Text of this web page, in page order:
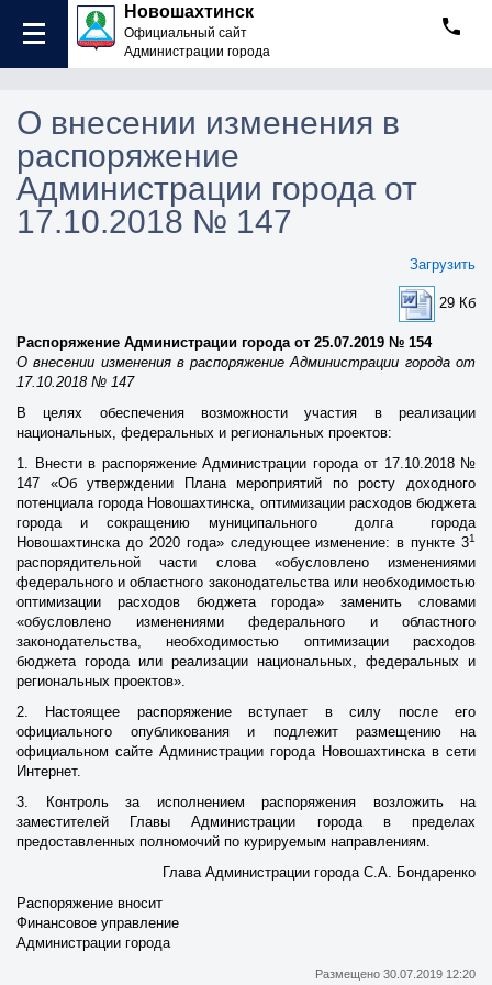
Новошахтинск
Официальный сайт
Администрации города
О внесении изменения в
распоряжение
Администрации города от
17.10.2018 № 147
Загрузить
29 Кб
Распоряжение Администрации города от 25.07.2019 № 154
О внесении изменения в распоряжение Администрации города от
17.10.2018 № 147
В целях обеспечения возможности участия в реализации
национальных, федеральных и региональных проектов:
1. Внести в распоряжение Администрации города от 17.10.2018 №
147 «Об утверждении Плана мероприятий по росту доходного
потенциала города Новошахтинска, оптимизации расходов бюджета
города и сокращению муниципального долга города
Новошахтинска до 2020 года» следующее изменение: в пункте 31
распорядительной части слова «обусловлено изменениями
федерального и областного законодательства или необходимостью
оптимизации расходов бюджета города» заменить словами
«обусловлено изменениями федерального и областного
законодательства, необходимостью оптимизации расходов
бюджета города или реализации национальных, федеральных и
региональных проектов».
2. Настоящее распоряжение вступает в силу после его
официального опубликования и подлежит размещению на
официальном сайте Администрации города Новошахтинска в сети
Интернет.
3. Контроль за исполнением распоряжения возложить на
заместителей Главы Администрации города в пределах
предоставленных полномочий по курируемым направлениям.
Глава Администрации города С.А. Бондаренко
Распоряжение вносит
Финансовое управление
Администрации города
Размещено 30.07.2019 12:20